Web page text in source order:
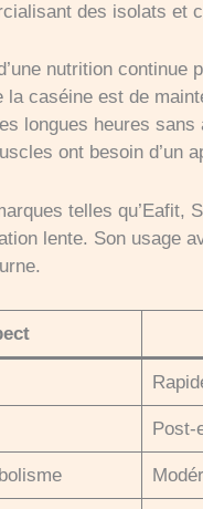
des isolats et
nutrition continue
la caséine est de
longues heures
ont besoin d’un
telles qu’Eafit,
lente. Son usage
Post-